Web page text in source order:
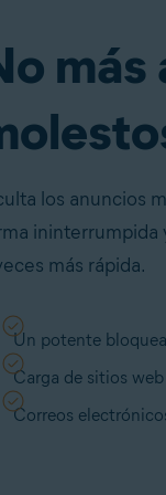
más
los anuncios
ininterrumpida
más rápida.
Un potente
Carga de sitios
Correos